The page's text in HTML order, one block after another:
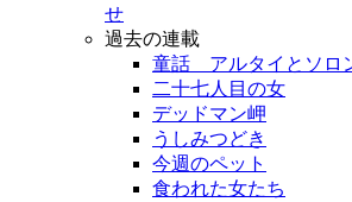
せ
過去の連載
童話 アルタイとソロ
二十七人目の女
デッドマン岬
うしみつどき
今週のペット
食われた女たち